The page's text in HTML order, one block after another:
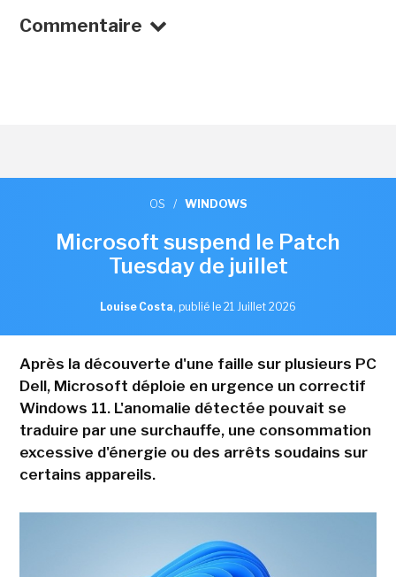
Commentaire
OS / WINDOWS
Microsoft suspend le Patch
Tuesday de juillet
Louise Costa, publié le 21 Juillet 2026
Après la découverte d'une faille sur plusieurs PC
Dell, Microsoft déploie en urgence un correctif
Windows 11. L'anomalie détectée pouvait se
traduire par une surchauffe, une consommation
excessive d'énergie ou des arrêts soudains sur
certains appareils.